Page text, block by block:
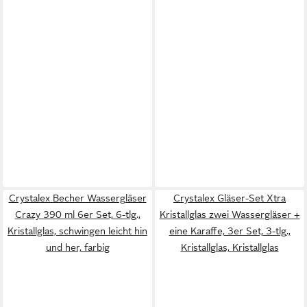
Crystalex Becher Wassergläser
Crazy 390 ml 6er Set, 6-tlg.,
Kristallglas, schwingen leicht hin
und her, farbig
Crystalex Gläser-Set Xtra
Kristallglas zwei Wassergläser +
eine Karaffe, 3er Set, 3-tlg.,
Kristallglas, Kristallglas